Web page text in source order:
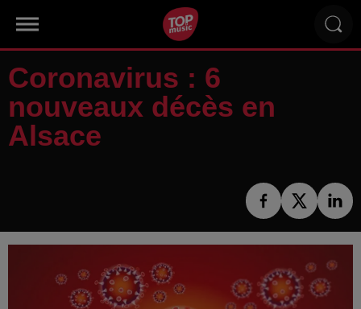
Coronavirus : 6
nouveaux décès en
Alsace